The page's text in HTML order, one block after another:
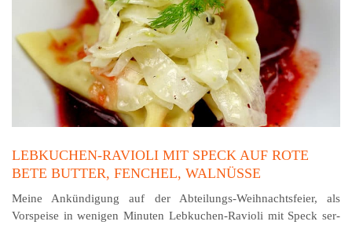
LEBKUCHEN-RAVIOLI MIT SPECK AUF ROTE
BETE BUTTER, FENCHEL, WALNÜSSE
Meine Ankündigung auf der Abteilungs-Weihnachtsfeier, als
Vorspeise in wenigen Minuten Lebkuchen-Ravioli mit Speck ser­